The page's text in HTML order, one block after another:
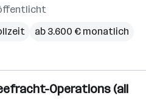
ab 3.600 € monatlich
Operations (all